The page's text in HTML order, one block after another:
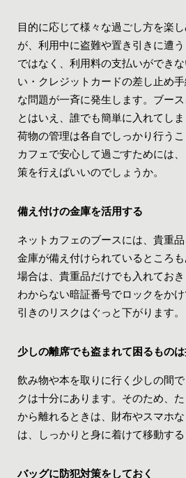
目的に応じて様々な過ごし方を楽
が、利用中に盗難や置き引きに遭
ではなく、利用料の支払いができ
い・クレジットカードの差し止め
な問題が一斉に発生します。ブー
とはいえ、誰でも簡単に入れてし
荷物の管理は各自でしっかり行う
カフェで安心して過ごすためには
策を行えばいいのでしょうか。
備え付けの金庫を活用する
ネットカフェのブースには、貴重
金庫が備え付けられているところ
場合は、貴重品だけでも入れてお
わからない暗証番号でロックをか
引きのリスクはぐっと下がります。
少しの離席でも盗まれて困るもの
飲み物や本を取りに行く少しの間
クは十分にあります。そのため、
から離れるときは、財布やスマホ
は、しっかりと身に着けて移動する
バッグに防犯対策をしておく